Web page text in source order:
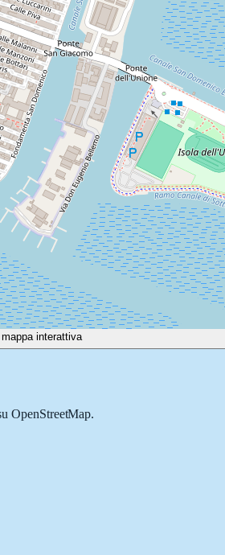
interattiva
OpenStreetMap.